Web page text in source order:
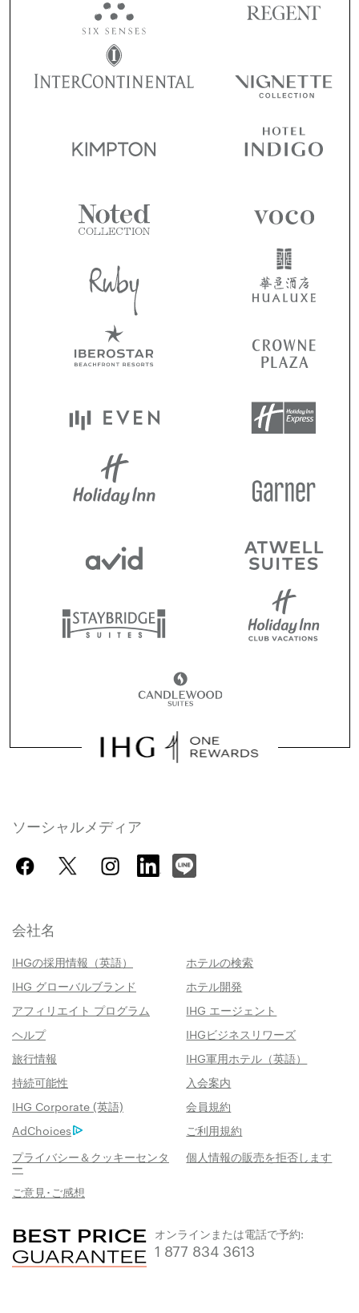
ソーシャルメディア
会社名
IHGの採用情報（英語）
ホテルの検索
IHG グローバルブランド
ホテル開発
アフィリエイト プログラム
IHG エージェント
ヘルプ
IHGビジネスリワーズ
旅行情報
IHG軍用ホテル（英語）
持続可能性
入会案内
IHG Corporate (英語)
会員規約
AdChoices
ご利用規約
プライバシー＆クッキーセンタ
ー
個人情報の販売を拒否します
ご意見･ご感想
オンラインまたは電話で予約:
1 877 834 3613